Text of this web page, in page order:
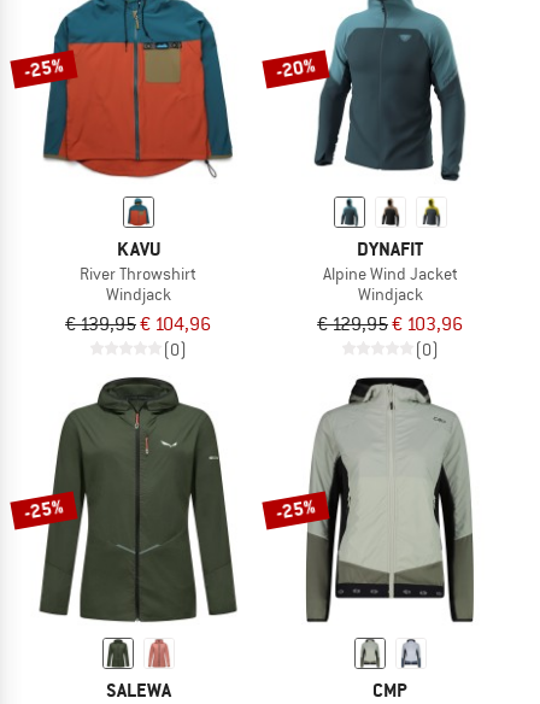
-25%
KAVU
River Throwshirt
Windjack
€ 139,95€ 104,96
(0)
-20%
DYNAFIT
Alpine Wind Jacket
Windjack
€ 129,95€ 103,96
(0)
-25%
SALEWA
-25%
CMP